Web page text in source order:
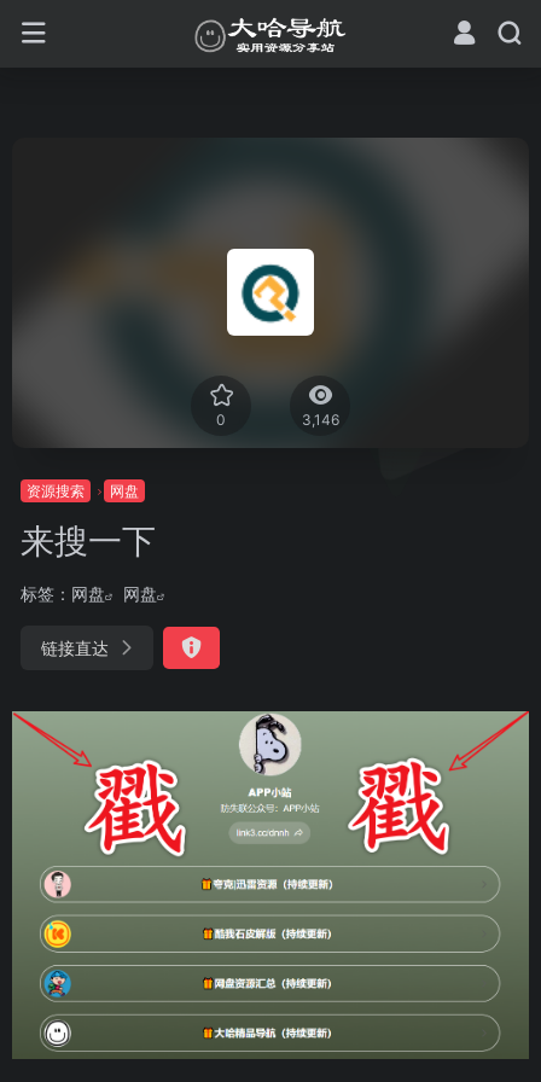
0 3,146
资源搜索 网盘
来搜一下
标签： 网盘 网盘
链接直达